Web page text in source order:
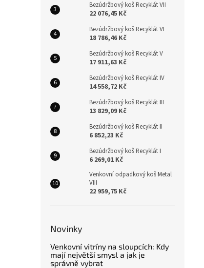
Bezúdržbový koš Recyklát VII
22 076,45 Kč
Bezúdržbový koš Recyklát VI
18 786,46 Kč
Bezúdržbový koš Recyklát V
17 911,63 Kč
Bezúdržbový koš Recyklát IV
14 558,72 Kč
Bezúdržbový koš Recyklát III
13 829,09 Kč
Bezúdržbový koš Recyklát II
6 852,23 Kč
Bezúdržbový koš Recyklát I
6 269,01 Kč
Venkovní odpadkový koš Metal
VIII
22 959,75 Kč
Novinky
Venkovní vitríny na sloupcích: Kdy
mají největší smysl a jak je
správně vybrat